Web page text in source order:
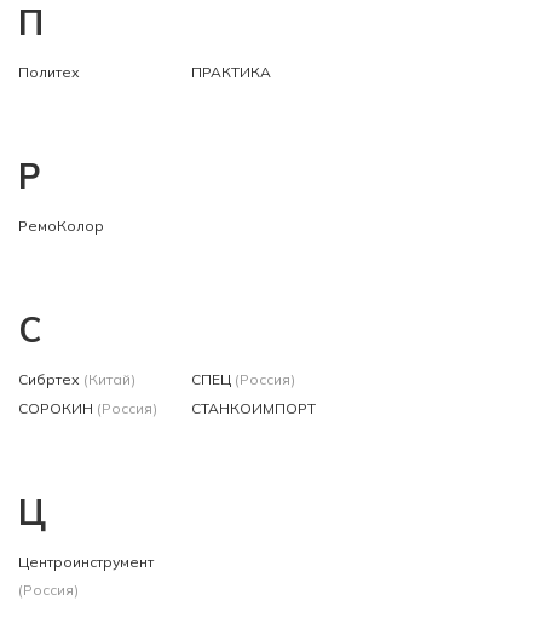
П
Политех ПРАКТИКА
Р
РемоКолор
С
Сибртех (Китай)
СОРОКИН (Россия)
СПЕЦ (Россия)
СТАНКОИМПОРТ
Ц
Центроинструмент
(Россия)